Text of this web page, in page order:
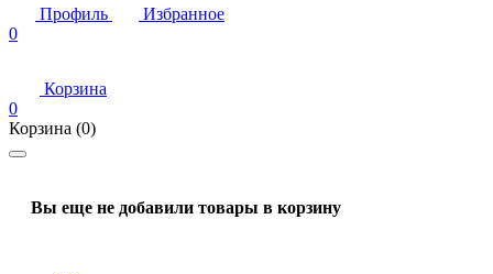
Профиль
Избранное
0
Корзина
0
Корзина (0)
Вы еще не добавили товары в корзину